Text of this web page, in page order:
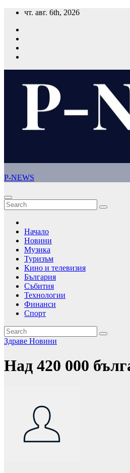
Skip
content
чт. авг. 6th, 2026
P-NEWS
Начало
Новини
Музика
Туризъм
Кино и телевизия
България
Събития
Технологии
Финанси
Спорт
Здраве Новини
Над 420 000